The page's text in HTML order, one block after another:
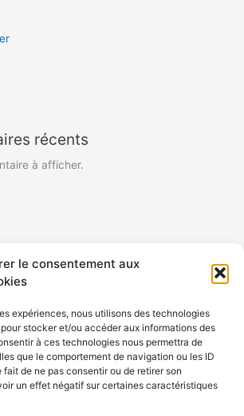
le consentement aux
expériences, nous utilisons des technologies
stocker et/ou accéder aux informations des
à ces technologies nous permettra de
que le comportement de navigation ou les ID
fait de ne pas consentir ou de retirer son
un effet négatif sur certaines caractéristiques
récents
à afficher.